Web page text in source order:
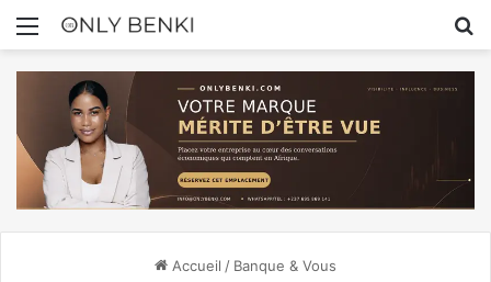
Menu
Accueil / Banque & Vous